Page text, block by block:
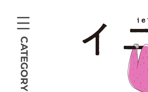
CATEGORY